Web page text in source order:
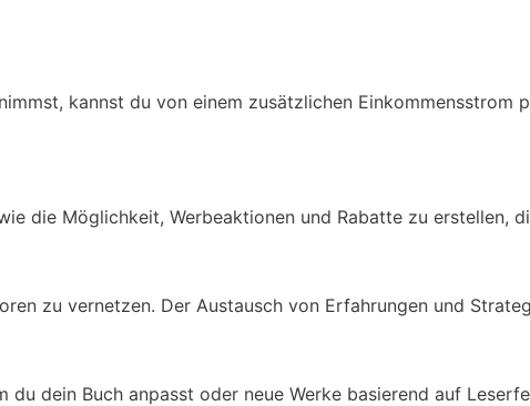
kannst du von einem zusätzlichen Einkommensstrom
die Möglichkeit, Werbeaktionen und Rabatte zu erstellen,
zu vernetzen. Der Austausch von Erfahrungen und
du dein Buch anpasst oder neue Werke basierend auf